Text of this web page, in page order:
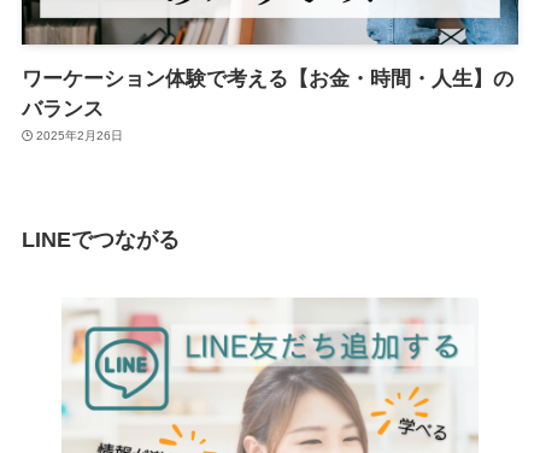
ワーケーション体験で考える【お金・時間・人生】の
バランス
2025年2月26日
LINEでつながる